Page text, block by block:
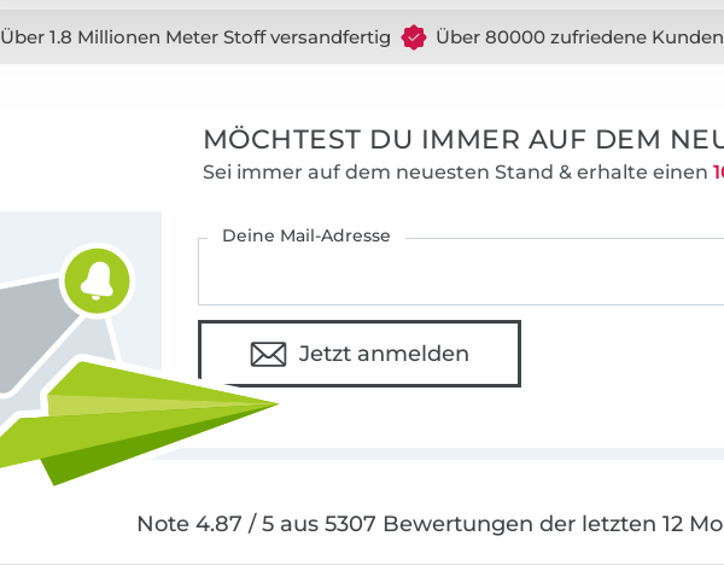
Über 1.8 Millionen Meter Stoff versandfertig Über 80000 zufriedene Kunden
MÖCHTEST DU IMMER AUF DEM
Sei immer auf dem neuesten Stand & erhalte einen
Deine Mail-Adresse
Jetzt anmelden
Note 4.87 / 5 aus 5307 Bewertungen der letzten 12